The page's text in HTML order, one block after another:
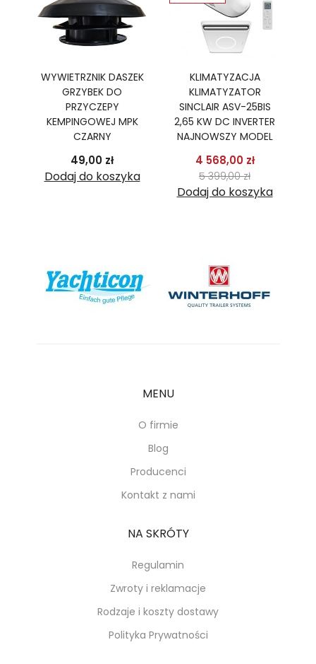
WYWIETRZNIK DASZEK
GRZYBEK DO
PRZYCZEPY
KEMPINGOWEJ MPK
CZARNY
49,00 złCena
Dodaj do koszyka
KLIMATYZACJA
KLIMATYZATOR
SINCLAIR ASV-25BIS
2,65 KW DC INVERTER
NAJNOWSZY MODEL
4 568,00 złCena
5 399,00 złCena
Dodaj do koszyka
MENU
O firmie
Blog
Producenci
Kontakt z nami
NA SKRÓTY
Regulamin
Zwroty i reklamacje
Rodzaje i koszty dostawy
Polityka Prywatności